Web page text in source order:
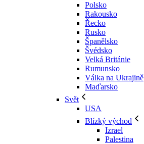
Polsko
Rakousko
Řecko
Rusko
Španělsko
Švédsko
Velká Británie
Rumunsko
Válka na Ukrajině
Maďarsko
Svět
USA
Blízký východ
Izrael
Palestina